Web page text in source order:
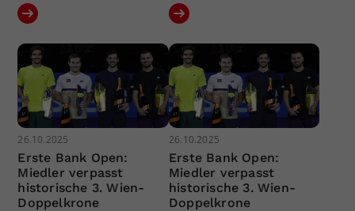
26.10.2025
Erste Bank Open:
Miedler verpasst
historische 3. Wien-
Doppelkrone
26.10.2025
Erste Bank Open:
Miedler verpasst
historische 3. Wien-
Doppelkrone